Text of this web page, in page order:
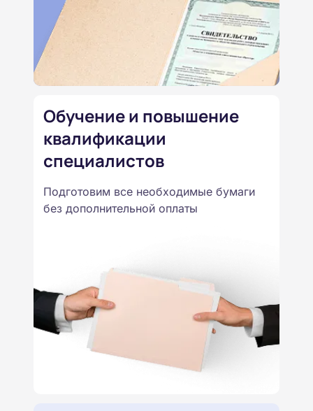
Обучение и повышение
квалификации
специалистов
Подготовим все необходимые бумаги
без дополнительной оплаты